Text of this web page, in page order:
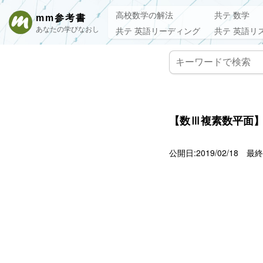
mm参考書
あなたの学びなおし
高校数学の解法
共テ 数学
共テ 英語リーディング
共テ 英語リ
【数Ⅲ複素数平面
公開日:2019/02/18 最